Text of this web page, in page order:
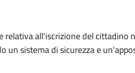
relativa all'iscrizione del cittadino
un sistema di sicurezza e